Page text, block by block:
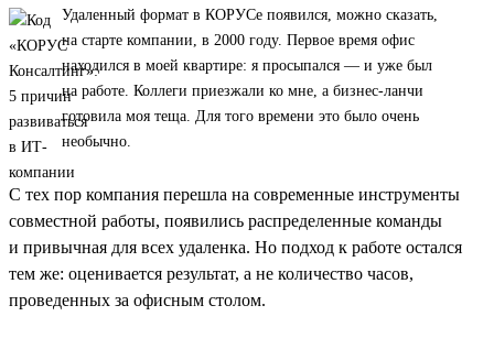
Удаленный формат в КОРУСе появился, можно сказать,
на старте компании, в 2000 году. Первое время офис
находился в моей квартире: я просыпался — и уже был
на работе. Коллеги приезжали ко мне, а бизнес-ланчи
готовила моя теща. Для того времени это было очень
необычно.
С тех пор компания перешла на современные инструменты
совместной работы, появились распределенные команды
и привычная для всех удаленка. Но подход к работе остался
тем же: оценивается результат, а не количество часов,
проведенных за офисным столом.